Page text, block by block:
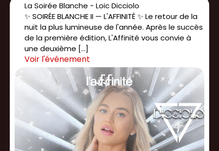
La Soirée Blanche - Loic Dicciolo
✨ SOIRÉE BLANCHE II — L'AFFINITÉ ✨ Le retour de la
nuit la plus lumineuse de l'année. Après le succès
de la première édition, L'Affinité vous convie à
une deuxième […]